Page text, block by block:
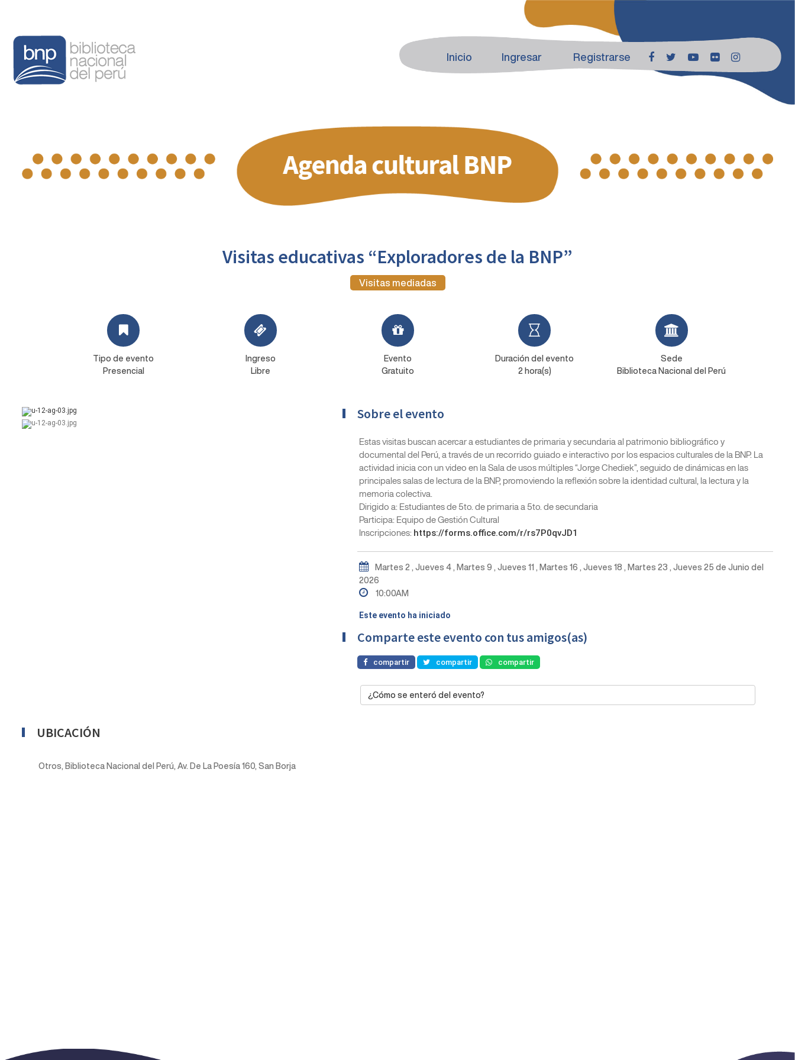
Inicio Ingresar Registrarse
Visitas educativas “Exploradores de la BNP”
Visitas mediadas
Tipo de evento
Presencial
Ingreso
Libre
Evento
Gratuito
Duración del evento
2 hora(s)
Sede
Biblioteca Nacional del Perú
Sobre el evento
Estas visitas buscan acercar a estudiantes de primaria y secundaria al patrimonio bibliográfico y
documental del Perú, a través de un recorrido guiado e interactivo por los espacios culturales de la BNP. La
actividad inicia con un video en la Sala de usos múltiples “Jorge Chediek”, seguido de dinámicas en las
principales salas de lectura de la BNP, promoviendo la reflexión sobre la identidad cultural, la lectura y la
memoria colectiva.
Dirigido a: Estudiantes de 5to. de primaria a 5to. de secundaria
Participa: Equipo de Gestión Cultural
Inscripciones: https://forms.office.com/r/rs7P0qvJD1
Martes 2 , Jueves 4 , Martes 9 , Jueves 11 , Martes 16 , Jueves 18 , Martes 23 , Jueves 25 de Junio del
2026
10:00AM
Este evento ha iniciado
Comparte este evento con tus amigos(as)
compartir compartir compartir
¿Cómo se enteró del evento?
UBICACIÓN
Otros, Biblioteca Nacional del Perú, Av. De La Poesía 160, San Borja